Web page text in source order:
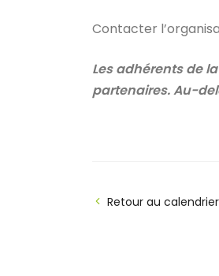
Contacter
Les adhérents de
partenaires. Au-
Retour au calendrier